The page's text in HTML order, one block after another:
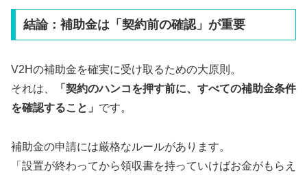
結論：補助金は「契約前の確認」が重要
V2Hの補助金を確実に受け取るための大原則。
それは、
「契約のハンコを押す前に、すべての補助金条件
を確認すること」 です。
補助金の申請には厳格なルールがあります。
「設置が終わってから領収書を持っていけばお金がもらえ